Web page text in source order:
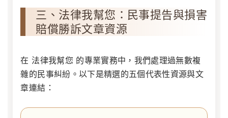
三、法律我幫您：民事提告與損害
賠償勝訴文章資源
在 法律我幫您 的專業實務中，我們處理過無數複
雜的民事糾紛。以下是精選的五個代表性資源與文
章連結：